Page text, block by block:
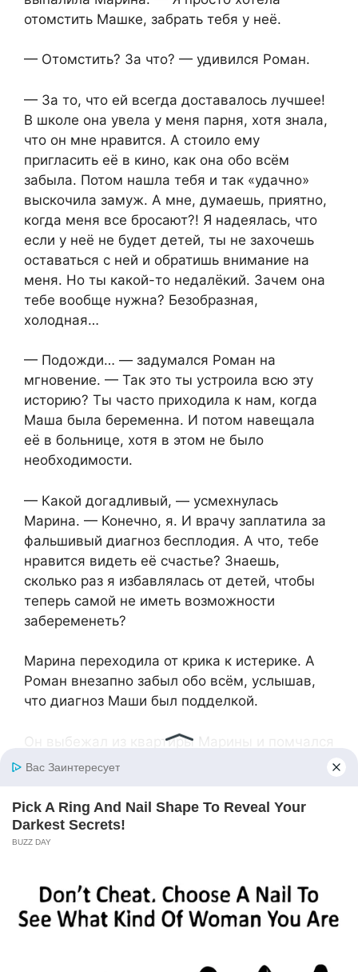
отомстить Машке, забрать тебя у неё.
— Отомстить? За что? — удивился Роман.
— За то, что ей всегда доставалось лучшее!
В школе она увела у меня парня, хотя знала,
что он мне нравится. А стоило ему
пригласить её в кино, как она обо всём
забыла. Потом нашла тебя и так «удачно»
выскочила замуж. А мне, думаешь, приятно,
когда меня все бросают?! Я надеялась, что
если у неё не будет детей, ты не захочешь
оставаться с ней и обратишь внимание на
меня. Но ты какой-то недалёкий. Зачем она
тебе вообще нужна? Безобразная,
холодная…
— Подожди… — задумался Роман на
мгновение. — Так это ты устроила всю эту
историю? Ты часто приходила к нам, когда
Маша была беременна. И потом навещала
её в больнице, хотя в этом не было
необходимости.
— Какой догадливый, — усмехнулась
Марина. — Конечно, я. И врачу заплатила за
фальшивый диагноз бесплодия. А что, тебе
нравится видеть её счастье? Знаешь,
сколько раз я избавлялась от детей, чтобы
теперь самой не иметь возможности
забеременеть?
Марина переходила от крика к истерике. А
Роман внезапно забыл обо всём, услышав,
что диагноз Маши был подделкой.
Он выбежал из квартиры Марины и помчался
домой, купив по дороге букет её любимых
Забежав в дом, он застыл на пороге. Маша
встречала его в красивом платье, с
подкрашенными ресницами. Из кухни
доносились аппетитные запахи.
на шею. — Я всю ночь думала и поняла, как